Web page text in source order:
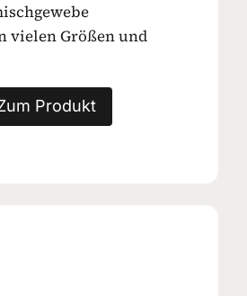
vielen Größen und
Produkt